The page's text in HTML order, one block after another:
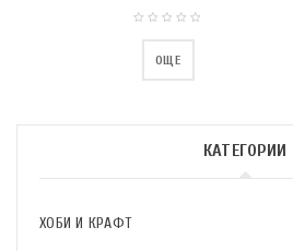
КАТЕГОРИИ
ХОБИ И КРАФТ
ОЩЕ